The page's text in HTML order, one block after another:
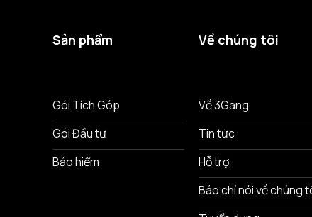
Sản phẩm
Gói Tích Góp
Gói Đầu tư
Bảo hiểm
Về chúng tôi
Về 3Gang
Tin tức
Hỗ trợ
Báo chí nói về chúng